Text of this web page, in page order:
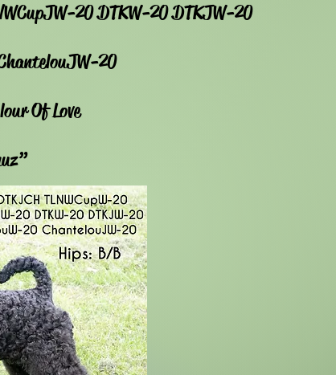
20 DTKW-20 DTKJW-20
20
Of Love